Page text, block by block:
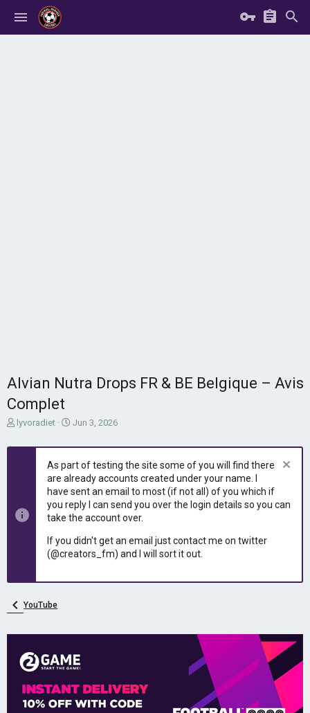
Alvian Nutra Drops FR & BE Belgique – Avis
Complet
T
r
t
a
lyvoradiet
S
a
t
d
a
t
e
Jun 3, 2026
As part of testing the site some of you will find there
are already accounts created under your name. I
have sent an email to most (if not all) of you which if
you reply I can send you over the login details so you can
take the account over.
If you didn't get an email just contact me on twitter
(@creators_fm) and I will sort it out.
YouTube